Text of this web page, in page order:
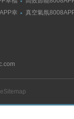
宝隐藏入口
幸
真空氣氛